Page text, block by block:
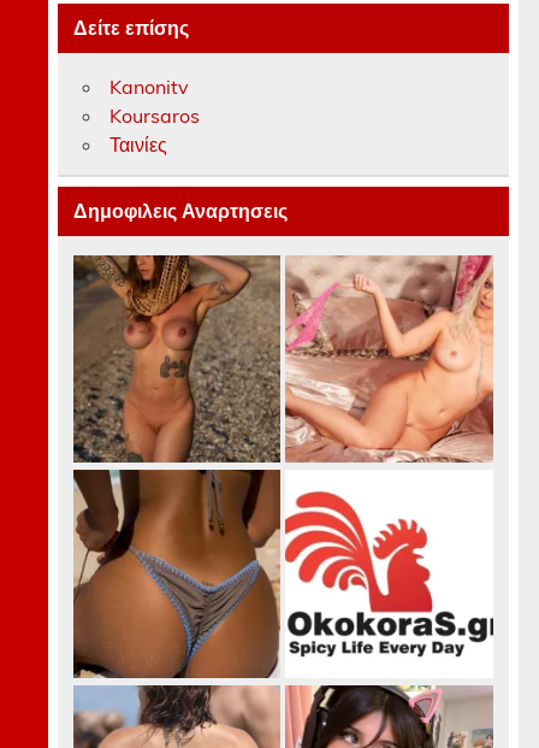
Δείτε επίσης
Kanonitv
Koursaros
Ταινίες
Δημοφιλεις Αναρτησεις